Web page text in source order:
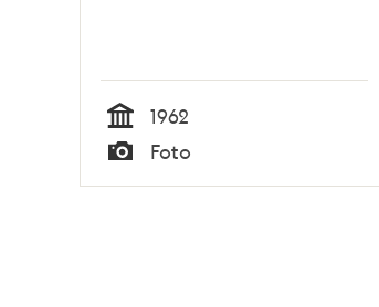
Tid
1962
Typ
Foto